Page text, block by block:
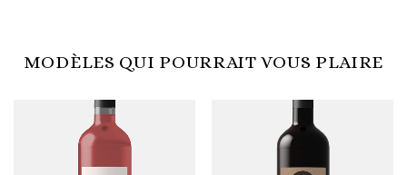
MODÈLES QUI POURRAIT VOUS PLAIRE